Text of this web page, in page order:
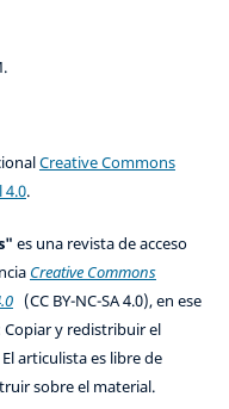
Creative Commons
4.0.
es una revista de acceso
Creative Commons
(CC BY-NC-SA 4.0), en ese
y redistribuir el
articulista es libre de
sobre el material.